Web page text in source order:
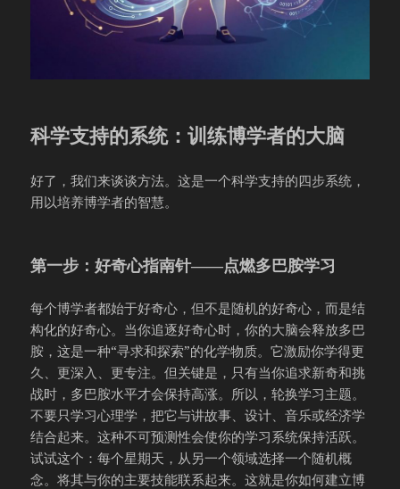
科学支持的系统：训练博学者的大脑
好了，我们来谈谈方法。这是一个科学支持的四步系统，
用以培养博学者的智慧。
第一步：好奇心指南针——点燃多巴胺学习
每个博学者都始于好奇心，但不是随机的好奇心，而是结
构化的好奇心。当你追逐好奇心时，你的大脑会释放多巴
胺，这是一种“寻求和探索”的化学物质。它激励你学得更
久、更深入、更专注。但关键是，只有当你追求新奇和挑
战时，多巴胺水平才会保持高涨。所以，轮换学习主题。
不要只学习心理学，把它与讲故事、设计、音乐或经济学
结合起来。这种不可预测性会使你的学习系统保持活跃。
试试这个：每个星期天，从另一个领域选择一个随机概
念。将其与你的主要技能联系起来。这就是你如何建立博